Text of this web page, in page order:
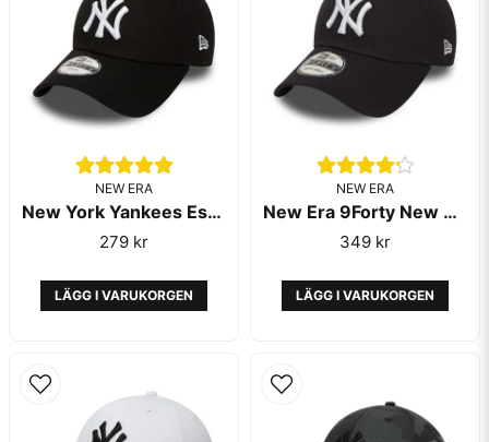
NEW ERA
New York Yankees Essential Child Black 9FORTY Cap - New Era
279 kr
LÄGG I VARUKORGEN
NEW ERA
New Era 9Forty New York Yankees Essential Navy
349 kr
LÄGG I VARUKORGEN